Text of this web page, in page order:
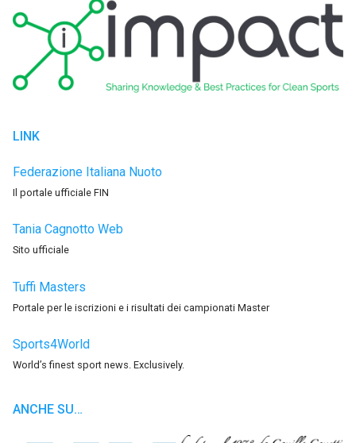
LINK
Federazione Italiana Nuoto
Il portale ufficiale FIN
Tania Cagnotto Web
Sito ufficiale
Tuffi Masters
Portale per le iscrizioni e i risultati dei campionati Master
Sports4World
World’s finest sport news. Exclusively.
ANCHE SU…